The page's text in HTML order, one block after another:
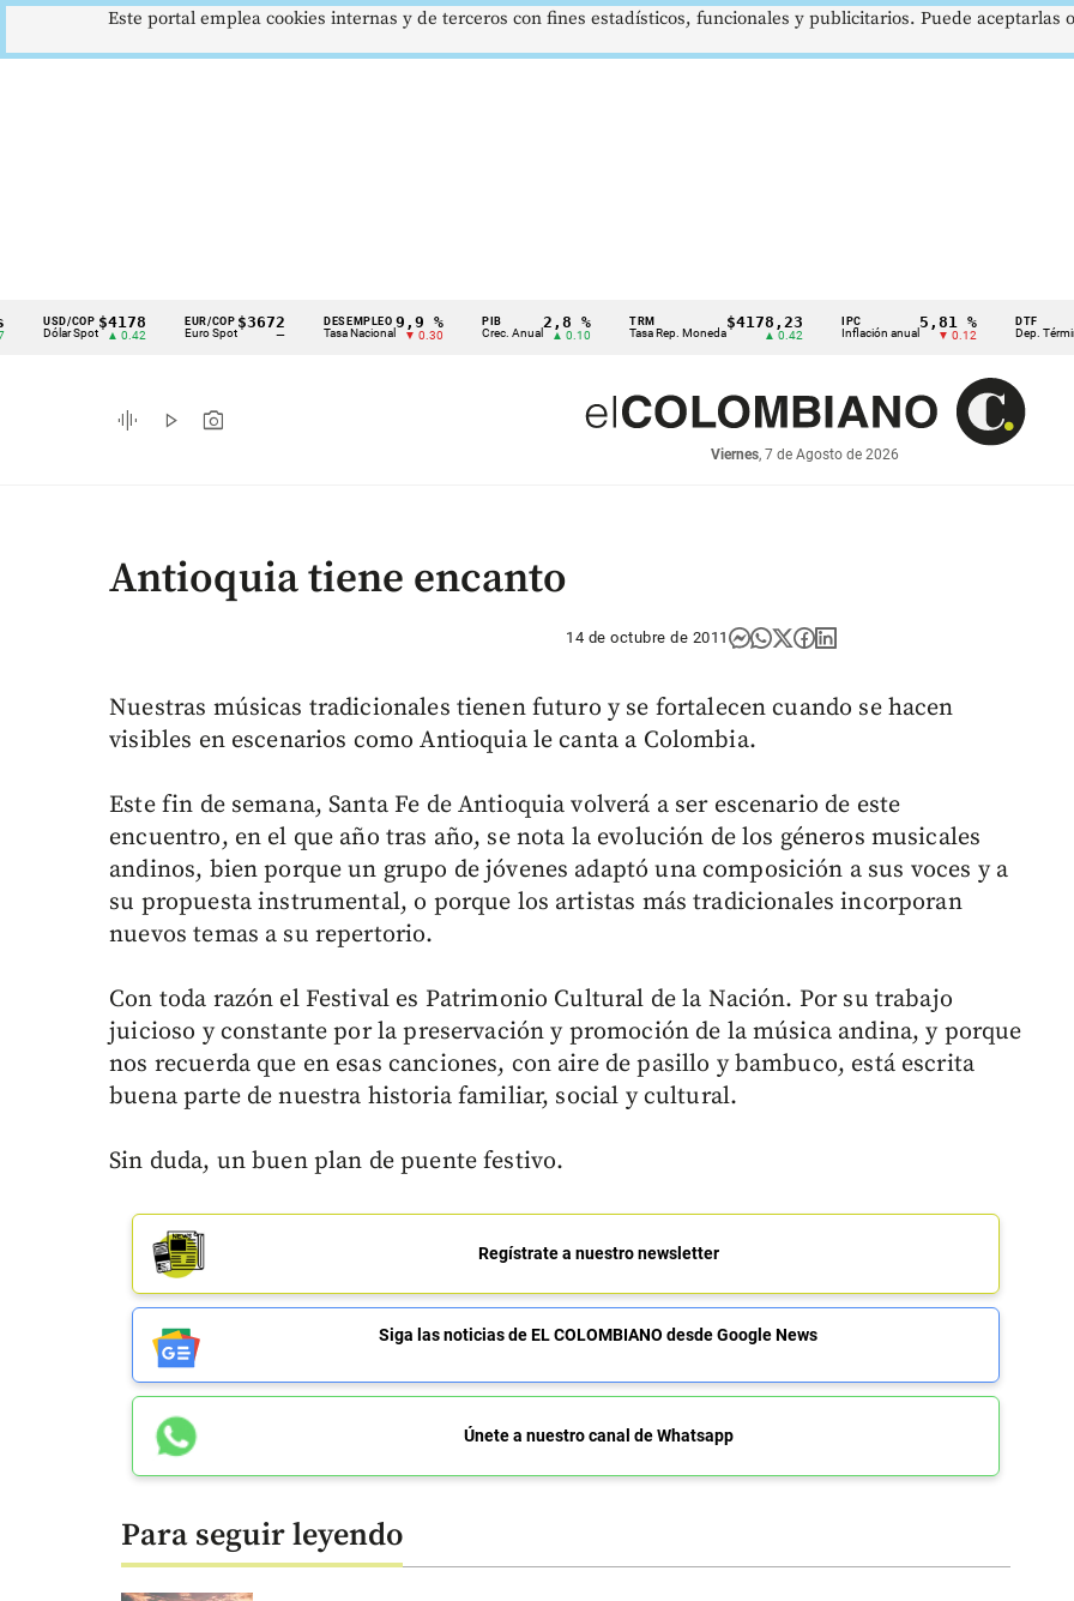
Cintillo
indicadores
económicos
USD/COP
Dólar Spot
$4178
▲ 0.42
EUR/COP
Euro Spot
$3672 DESEMPLEO
Tasa Nacional
9,9 %
▼ 0.30 Crec. Anual
2,8 %
▲ 0.10 Tasa Rep. Moneda
$4178,23
▲ 0.42 Inflación anual
5,81 %
▼ 0.12 Dep. Término
graphic_eq play_arrow photo_camera
Viernes, 7 de Agosto de 2026
Antioquia tiene encanto
14 de octubre de 2011
Nuestras músicas tradicionales tienen futuro y se fortalecen cuando se hacen
visibles en escenarios como Antioquia le canta a Colombia.
Este fin de semana, Santa Fe de Antioquia volverá a ser escenario de este
encuentro, en el que año tras año, se nota la evolución de los géneros musicales
andinos, bien porque un grupo de jóvenes adaptó una composición a sus voces y a
su propuesta instrumental, o porque los artistas más tradicionales incorporan
nuevos temas a su repertorio.
Con toda razón el Festival es Patrimonio Cultural de la Nación. Por su trabajo
juicioso y constante por la preservación y promoción de la música andina, y porque
nos recuerda que en esas canciones, con aire de pasillo y bambuco, está escrita
buena parte de nuestra historia familiar, social y cultural.
Sin duda, un buen plan de puente festivo.
Regístrate a nuestro newsletter
Siga las noticias de EL COLOMBIANO desde Google News
Únete a nuestro canal de Whatsapp
Para seguir leyendo
Este portal emplea cookies internas y de terceros con fines estadísticos, funcionales y publicitarios. Puede aceptarlas